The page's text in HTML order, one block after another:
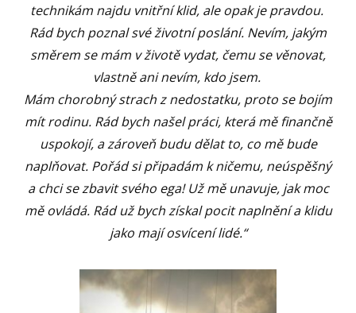
technikám najdu vnitřní klid, ale opak je pravdou.
Rád bych poznal své životní poslání. Nevím, jakým
směrem se mám v životě vydat, čemu se věnovat,
vlastně ani nevím, kdo jsem.
Mám chorobný strach z nedostatku, proto se bojím
mít rodinu. Rád bych našel práci, která mě finančně
uspokojí, a zároveň budu dělat to, co mě bude
naplňovat. Pořád si připadám k ničemu, neúspěšný
a chci se zbavit svého ega! Už mě unavuje, jak moc
mě ovládá. Rád už bych získal pocit naplnění a klidu
jako mají osvícení lidé.“